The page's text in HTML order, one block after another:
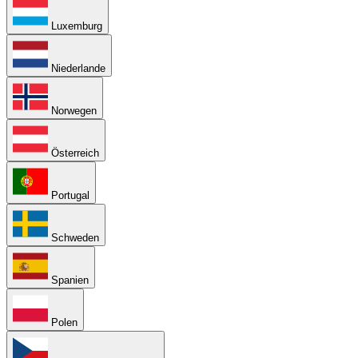
Luxemburg
Niederlande
Norwegen
Österreich
Portugal
Schweden
Spanien
Polen